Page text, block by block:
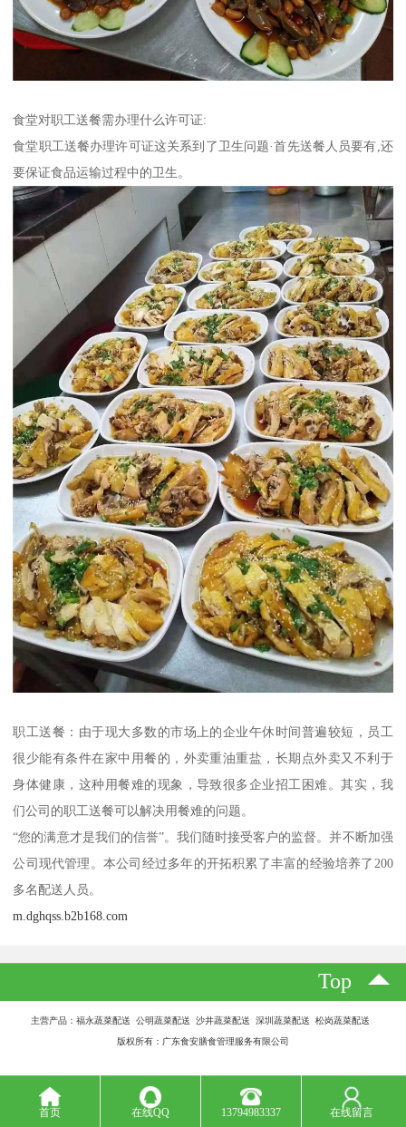
食堂对职工送餐需办理什么许可证:
食堂职工送餐办理许可证这关系到了卫生问题·首先送餐人员要有,还
要保证食品运输过程中的卫生。
职工送餐：由于现大多数的市场上的企业午休时间普遍较短，员工
很少能有条件在家中用餐的，外卖重油重盐，长期点外卖又不利于
身体健康，这种用餐难的现象，导致很多企业招工困难。其实，我
们公司的职工送餐可以解决用餐难的问题。
“您的满意才是我们的信誉”。我们随时接受客户的监督。并不断加强
公司现代管理。本公司经过多年的开拓积累了丰富的经验培养了200
多名配送人员。
m.dghqss.b2b168.com
Top
主营产品：福永蔬菜配送 公明蔬菜配送 沙井蔬菜配送 深圳蔬菜配送 松岗蔬菜配送
版权所有：广东食安膳食管理服务有限公司
首页 在线QQ 13794983337 在线留言